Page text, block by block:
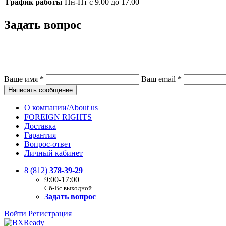
Задать вопрос
Ваше имя * Ваш email *
Написать сообщение
О компании/About us
FOREIGN RIGHTS
Доставка
Гарантия
Вопрос-ответ
Личный кабинет
8 (812) 378-39-29
9:00-17:00
Сб-Вс выходной
Задать вопрос
Войти Регистрация